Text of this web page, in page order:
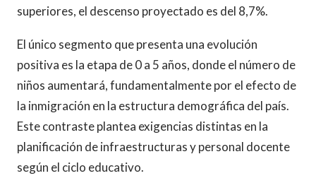
superiores, el descenso proyectado es del 8,7%.
El único segmento que presenta una evolución
positiva es la etapa de 0 a 5 años, donde el número de
niños aumentará, fundamentalmente por el efecto de
la inmigración en la estructura demográfica del país.
Este contraste plantea exigencias distintas en la
planificación de infraestructuras y personal docente
según el ciclo educativo.